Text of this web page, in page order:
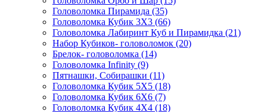
Головоломка Пирамида (35)
Головоломка Кубик 3Х3 (66)
Головоломка Лабиринт Куб и Пирамидка (21)
Набор Кубиков- головоломок (20)
Брелок- головоломка (14)
Головоломка Infinity (9)
Пятнашки, Собирашки (11)
Головоломка Кубик 5Х5 (18)
Головоломка Кубик 6Х6 (7)
Головоломка Кубик 4Х4 (18)